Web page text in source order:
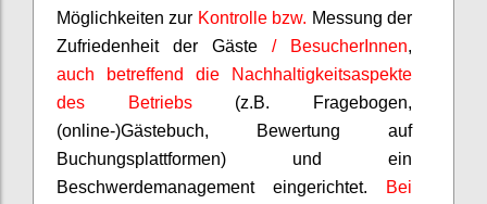
Möglichkeiten zur Kontrolle bzw. Messung der
Zufriedenheit der Gäste / BesucherInnen,
auch betreffend die Nachhaltigkeitsaspekte
des Betriebs(z.B. Fragebogen,
(online-)Gästebuch, Bewertung auf
Buchungsplattformen) und ein
Beschwerdemanagement eingerichtet.
Bei